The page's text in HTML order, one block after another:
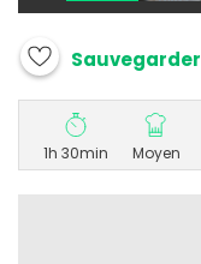
Sauvegarder
1h 30min Moyen